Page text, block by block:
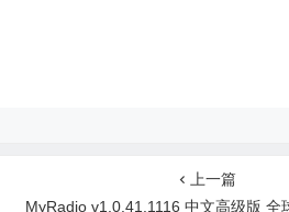
上一篇
MyRadio v1.0.41.1116 中文高级版 全